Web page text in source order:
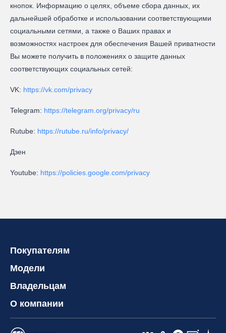
кнопок. Информацию о целях, объеме сбора данных, их
дальнейшей обработке и использовании соответствующими
социальными сетями, а также о Ваших правах и
возможностях настроек для обеспечения Вашей приватности
Вы можете получить в положениях о защите данных
соответствующих социальных сетей:
VK: https://vk.com/privacy
Telegram: https://telegram.org/privacy/ru
Rutube: https://rutube.ru/info/privacy/
Дзен
Youtube: https://policies.google.com/privacy
Покупателям
Модели
Владельцам
О компании